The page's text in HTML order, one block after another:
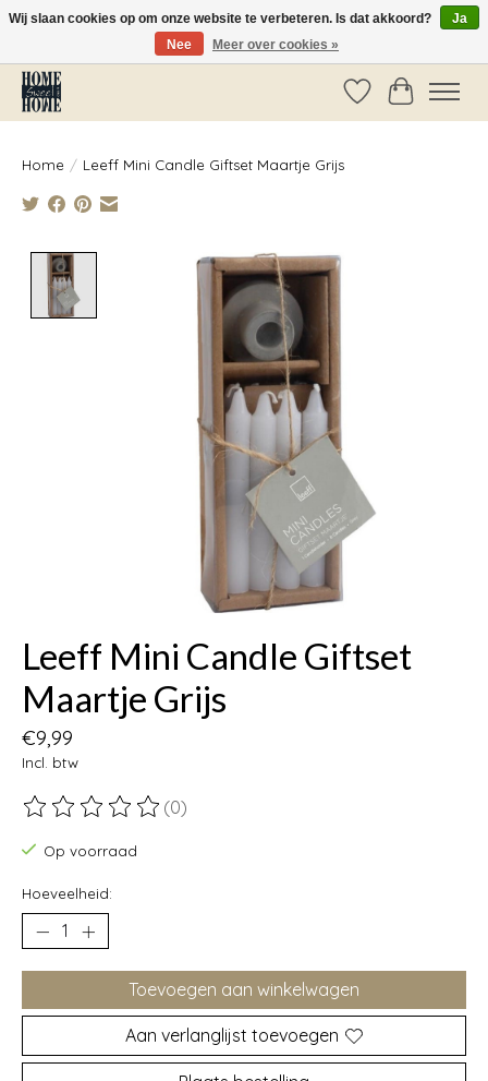
Vóór 14:00 besteld, dezelfde dag verzonden!
Verlanglijst
Home / Leeff Mini Candle Giftset Maartje Grijs
Product image slideshow Items
Leeff Mini Candle Giftset
Maartje Grijs
€9,99
Incl. btw
De beoordeling van dit product is
(0)
Op voorraad
Hoeveelheid:
Toevoegen aan winkelwagen
Aan verlanglijst toevoegen
Wij slaan cookies op om onze website te verbeteren. Is dat akkoord?
Ja
Nee
Meer over cookies »